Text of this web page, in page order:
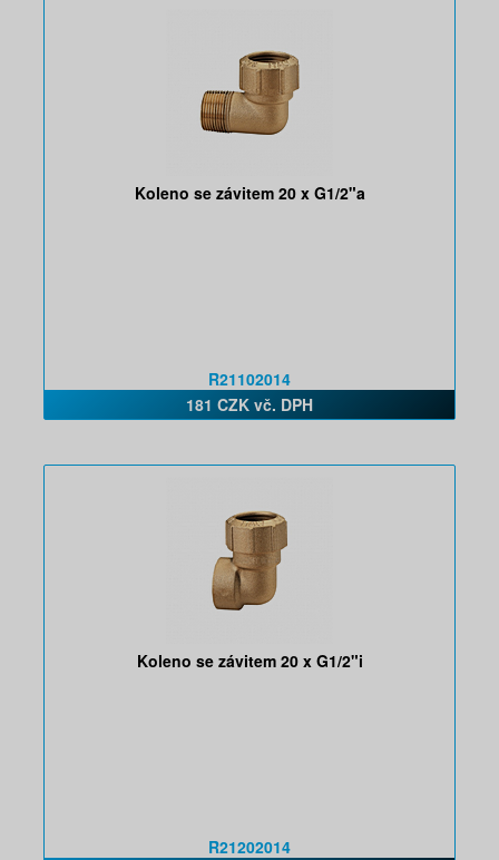
Koleno se závitem 20 x G1/2"a
R21102014
181 CZK vč. DPH
Koleno se závitem 20 x G1/2"i
R21202014